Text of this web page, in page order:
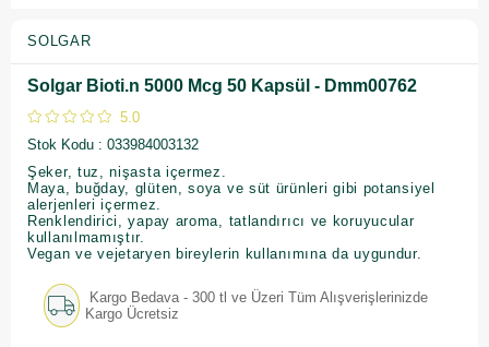
SOLGAR
Solgar Bioti.n 5000 Mcg 50 Kapsül - Dmm00762
5.0
Stok Kodu
033984003132
Şeker, tuz, nişasta içermez.
Maya, buğday, glüten, soya ve süt ürünleri gibi potansiyel
alerjenleri içermez.
Renklendirici, yapay aroma, tatlandırıcı ve koruyucular
kullanılmamıştır.
Vegan ve vejetaryen bireylerin kullanımına da uygundur.
Kargo Bedava - 300 tl ve Üzeri Tüm Alışverişlerinizde
Kargo Ücretsiz